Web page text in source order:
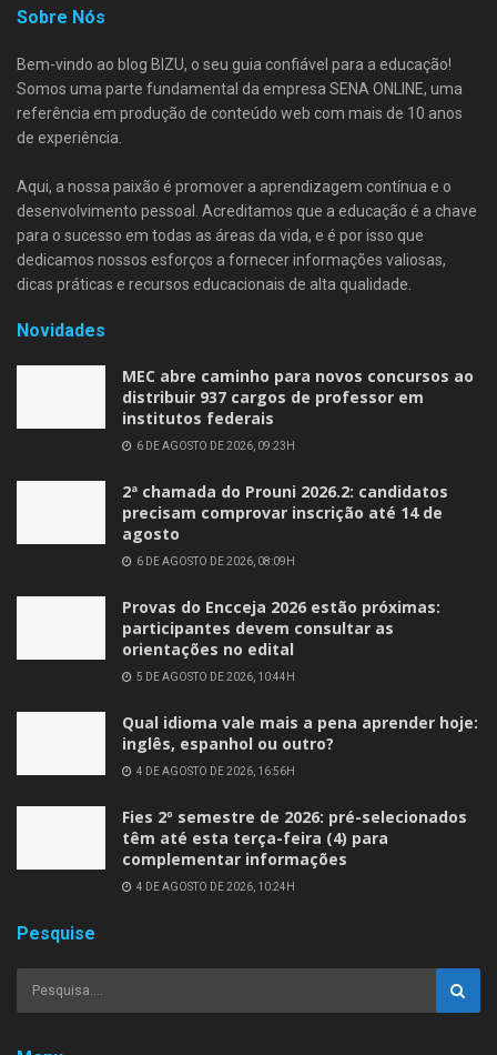
Sobre Nós
Bem-vindo ao blog BIZU, o seu guia confiável para a educação!
Somos uma parte fundamental da empresa SENA ONLINE, uma
referência em produção de conteúdo web com mais de 10 anos
de experiência.
Aqui, a nossa paixão é promover a aprendizagem contínua e o
desenvolvimento pessoal. Acreditamos que a educação é a chave
para o sucesso em todas as áreas da vida, e é por isso que
dedicamos nossos esforços a fornecer informações valiosas,
dicas práticas e recursos educacionais de alta qualidade.
Novidades
MEC abre caminho para novos concursos ao
distribuir 937 cargos de professor em
institutos federais
6 DE AGOSTO DE 2026, 09:23H
2ª chamada do Prouni 2026.2: candidatos
precisam comprovar inscrição até 14 de
agosto
6 DE AGOSTO DE 2026, 08:09H
Provas do Encceja 2026 estão próximas:
participantes devem consultar as
orientações no edital
5 DE AGOSTO DE 2026, 10:44H
Qual idioma vale mais a pena aprender hoje:
inglês, espanhol ou outro?
4 DE AGOSTO DE 2026, 16:56H
Fies 2º semestre de 2026: pré-selecionados
têm até esta terça-feira (4) para
complementar informações
4 DE AGOSTO DE 2026, 10:24H
Pesquise